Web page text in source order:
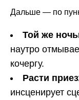
Дальше — по
Той же
наутро
кочергу.
Расти
инсценирует